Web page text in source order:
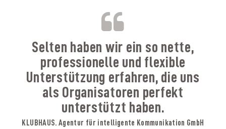
B
Selten haben wir ein so nette,
professionelle und flexible
Unterstützung erfahren, die uns
als Organisatoren perfekt
unterstützt haben.
KLUBHAUS. Agentur für intelligente Kommunikation GmbH